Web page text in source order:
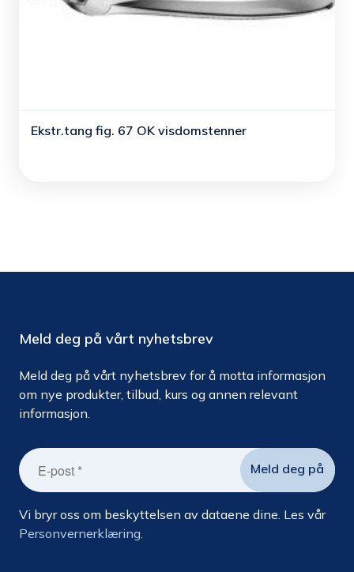
Ekstr.tang fig. 67 OK visdomstenner
Meld deg på vårt nyhetsbrev
Meld deg på vårt nyhetsbrev for å motta informasjon
om nye produkter, tilbud, kurs og annen relevant
informasjon.
Vi bryr oss om beskyttelsen av dataene dine. Les vår
Personvernerklæring.